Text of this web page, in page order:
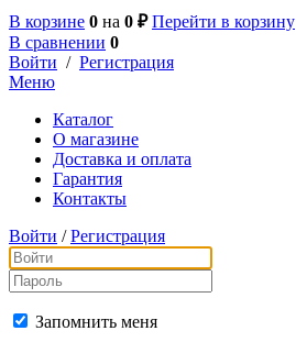
В корзине 0 на 0 ₽ Перейти в корзину
В сравнении 0
Войти / Регистрация
Меню
Каталог
О магазине
Доставка и оплата
Гарантия
Контакты
Войти / Регистрация
Запомнить меня